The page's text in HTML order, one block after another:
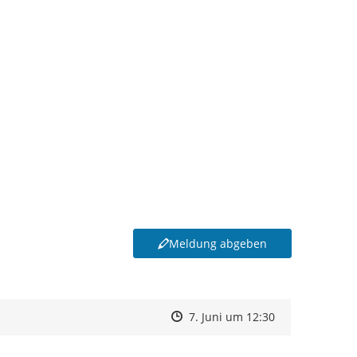
Meldung abgeben
Zeitpunkt des Erstellens
Zeitpunkt des Erstellens
7. Juni um 12:30Zur Äußerung